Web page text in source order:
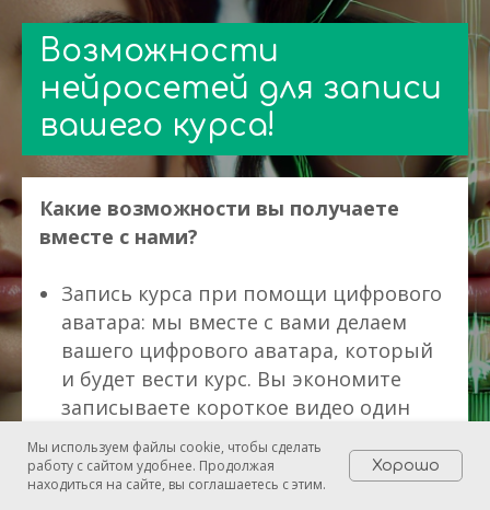
Возможности
нейросетей для записи
вашего курса!
Какие возможности вы получаете
вместе с нами?
Запись курса при помощи цифрового
аватара: мы вместе с вами делаем
вашего цифрового аватара, который
и будет вести курс. Вы экономите
записываете короткое видео один
раз, а затем цифровой аватар ведет
курс полностью за вас.
Использование виртуальных
Мы используем файлы cookie, чтобы сделать
работу с сайтом удобнее. Продолжая
находиться на сайте, вы соглашаетесь с этим.
Хорошо